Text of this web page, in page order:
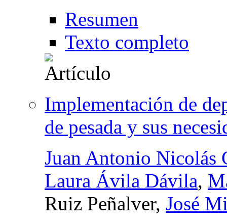
Resumen
Texto completo
Implementación de
de pesada y sus
Juan Antonio Nicolás
Laura Ávila Dávila,
Ruiz Peñalver, José